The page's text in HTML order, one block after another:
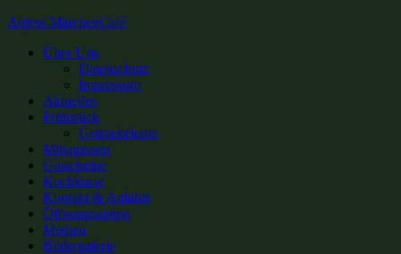
Anjess MärchenCafé
Primary
Über Uns
Datenschutz
Impressum
Aktuelles
Frühstück
Getränkekarte
Mittagessen
Gutscheine
Kochkurse
Kontakt & Anfahrt
Öffnungszeiten
Medien
Bildergalerie